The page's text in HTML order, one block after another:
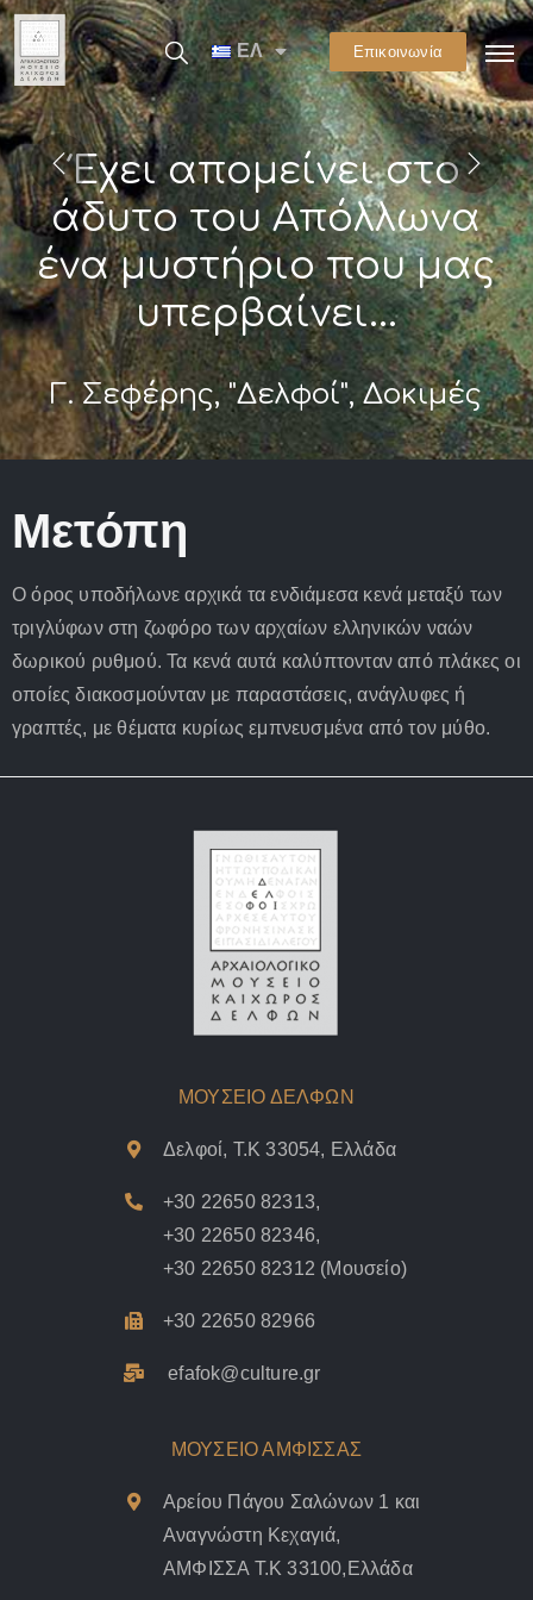
ΕΛ Επικοινωνία
Έχει απομείνει στο
άδυτο του Απόλλωνα
ένα μυστήριο που μας
υπερβαίνει...
Γ. Σεφέρης, "Δελφοί", Δοκιμές
Μετόπη
Ο όρος υποδήλωνε αρχικά τα ενδιάμεσα κενά μεταξύ των
τριγλύφων στη ζωφόρο των αρχαίων ελληνικών ναών
δωρικού ρυθμού. Τα κενά αυτά καλύπτονταν από πλάκες οι
οποίες διακοσμούνταν με παραστάσεις, ανάγλυφες ή
γραπτές, με θέματα κυρίως εμπνευσμένα από τον μύθο.
ΜΟΥΣΕΙΟ ΔΕΛΦΩΝ
Δελφοί, Τ.Κ 33054, Ελλάδα
+30 22650 82313,
+30 22650 82346,
+30 22650 82312 (Μουσείο)
+30 22650 82966
efafok@culture.gr
ΜΟΥΣΕΙΟ ΑΜΦΙΣΣΑΣ
Αρείου Πάγου Σαλώνων 1 και
Αναγνώστη Κεχαγιά,
ΑΜΦΙΣΣΑ Τ.Κ 33100,Ελλάδα